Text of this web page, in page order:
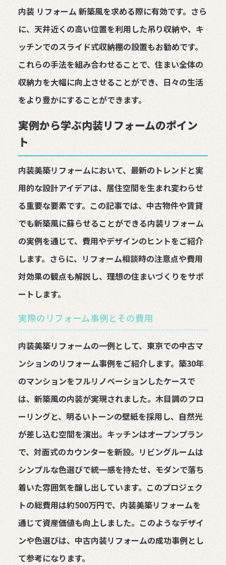
内装 リフォーム 新築風を求める際に有効です。さら
に、天井近くの高い位置を利用した吊り収納や、キ
ッチンでのスライド式収納棚の設置もお勧めです。
これらの手法を組み合わせることで、住まい全体の
収納力を大幅に向上させることができ、日々の生活
をより豊かにすることができます。
実例から学ぶ内装リフォームのポイン
ト
内装美築リフォームにおいて、最新のトレンドと実
用的な設計アイデアは、居住空間を生まれ変わらせ
る重要な要素です。この記事では、中古物件や賃貸
でも新築風に蘇らせることができる内装リフォーム
の実例を通じて、費用やデザインのヒントをご紹介
します。さらに、リフォーム相談時の注意点や費用
対効果の観点も解説し、理想の住まいづくりをサポ
ートします。
実際のリフォーム事例とその費用
内装美築リフォームの一例として、東京での中古マ
ンションのリフォーム事例をご紹介します。築30年
のマンションをフルリノベーションしたケースで
は、新築風の内装が実現されました。木目調のフロ
ーリングと、明るいトーンの壁紙を採用し、自然光
が差し込む空間を演出。キッチンはオープンプラン
で、対面式のカウンターを新設。リビングルームは
シンプルな色選びで統一感を持たせ、モダンで落ち
着いた雰囲気を醸し出しています。このプロジェク
トの総費用は約500万円で、内装美築リフォームを
通じて資産価値も向上しました。このようなデザイ
ンや色選びは、中古内装リフォームの成功事例とし
て参考になります。